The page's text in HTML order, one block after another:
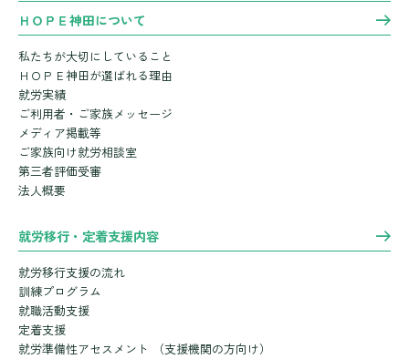
ＨＯＰＥ神田について
私たちが大切にしていること
ＨＯＰＥ神田が選ばれる理由
就労実績
ご利用者・ご家族メッセージ
メディア掲載等
ご家族向け就労相談室
第三者評価受審
法人概要
就労移行・定着支援内容
就労移行支援の流れ
訓練プログラム
就職活動支援
定着支援
就労準備性アセスメント
（支援機関の方向け）